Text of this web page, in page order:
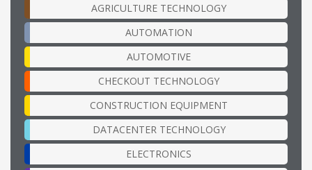
AGRICULTURE TECHNOLOGY
AUTOMATION
AUTOMOTIVE
CHECKOUT TECHNOLOGY
CONSTRUCTION EQUIPMENT
DATACENTER TECHNOLOGY
ELECTRONICS